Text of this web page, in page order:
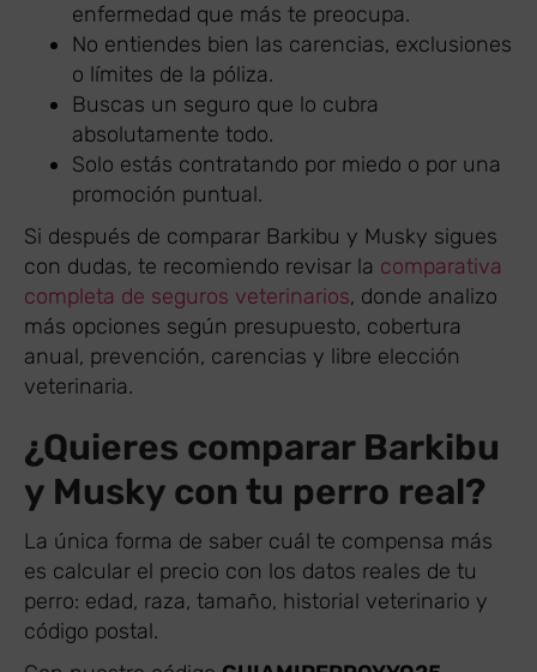
enfermedad que más te preocupa.
No entiendes bien las carencias, exclusiones
o límites de la póliza.
Buscas un seguro que lo cubra
absolutamente todo.
Solo estás contratando por miedo o por una
promoción puntual.
Si después de comparar Barkibu y Musky sigues
con dudas, te recomiendo revisar la comparativa
completa de seguros veterinarios, donde analizo
más opciones según presupuesto, cobertura
anual, prevención, carencias y libre elección
veterinaria.
¿Quieres comparar Barkibu
y Musky con tu perro real?
La única forma de saber cuál te compensa más
es calcular el precio con los datos reales de tu
perro: edad, raza, tamaño, historial veterinario y
código postal.